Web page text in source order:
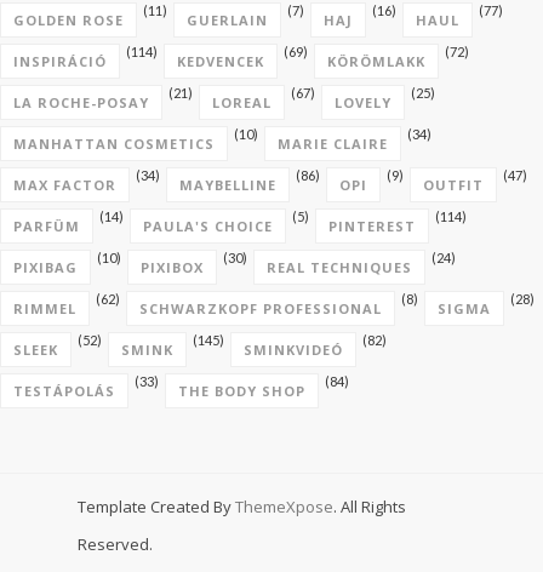
GOLDEN ROSE
(11)
GUERLAIN
(7)
HAJ
(16)
HAUL
(77)
INSPIRÁCIÓ
(114)
KEDVENCEK
(69)
KÖRÖMLAKK
(72)
LA ROCHE-POSAY
(21)
LOREAL
(67)
LOVELY
(25)
MANHATTAN COSMETICS
(10)
MARIE CLAIRE
(34)
MAX FACTOR
(34)
MAYBELLINE
(86)
OPI
(9)
OUTFIT
(47)
PARFÜM
(14)
PAULA'S CHOICE
(5)
PINTEREST
(114)
PIXIBAG
(10)
PIXIBOX
(30)
REAL TECHNIQUES
(24)
RIMMEL
(62)
SCHWARZKOPF PROFESSIONAL
(8)
SIGMA
(28)
SLEEK
(52)
SMINK
(145)
SMINKVIDEÓ
(82)
TESTÁPOLÁS
(33)
THE BODY SHOP
(84)
Template Created ByThemeXpose. All Rights
Reserved.